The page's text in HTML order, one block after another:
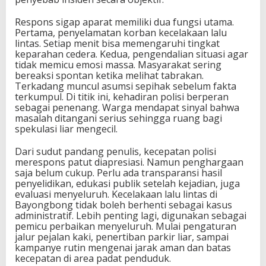
Respons sigap aparat memiliki dua fungsi utama.
Pertama, penyelamatan korban kecelakaan lalu
lintas. Setiap menit bisa memengaruhi tingkat
keparahan cedera. Kedua, pengendalian situasi agar
tidak memicu emosi massa. Masyarakat sering
bereaksi spontan ketika melihat tabrakan.
Terkadang muncul asumsi sepihak sebelum fakta
terkumpul. Di titik ini, kehadiran polisi berperan
sebagai penenang. Warga mendapat sinyal bahwa
masalah ditangani serius sehingga ruang bagi
spekulasi liar mengecil.
Dari sudut pandang penulis, kecepatan polisi
merespons patut diapresiasi. Namun penghargaan
saja belum cukup. Perlu ada transparansi hasil
penyelidikan, edukasi publik setelah kejadian, juga
evaluasi menyeluruh. Kecelakaan lalu lintas di
Bayongbong tidak boleh berhenti sebagai kasus
administratif. Lebih penting lagi, digunakan sebagai
pemicu perbaikan menyeluruh. Mulai pengaturan
jalur pejalan kaki, penertiban parkir liar, sampai
kampanye rutin mengenai jarak aman dan batas
kecepatan di area padat penduduk.